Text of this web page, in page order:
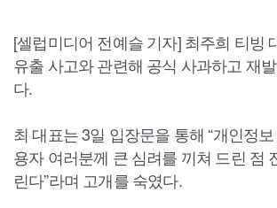
[셀럽미디어 전예슬 기자] 최주희 티빙
유출 사고와 관련해 공식 사과하고 재
다.
최 대표는 3일 입장문을 통해 “개인정
용자 여러분께 큰 심려를 끼쳐 드린 점
린다”라며 고개를 숙였다.